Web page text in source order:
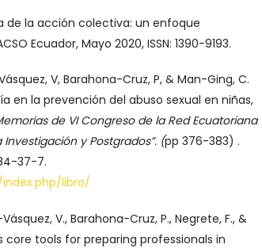
de la acción colectiva: un enfoque
Ecuador, Mayo 2020, ISSN: 1390-9193.
V, Barahona-Cruz, P, & Man-Ging, C.
en la prevención del abuso sexual en niñas,
de VI Congreso de la Red Ecuatoriana
y Postgrados”. (pp 376-383) .
37-7.
libro/
V., Barahona-Cruz, P., Negrete, F., &
core tools for preparing professionals in